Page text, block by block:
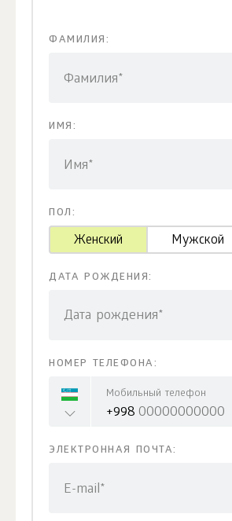
ФАМИЛИЯ:
Фамилия*
ИМЯ:
Имя*
ПОЛ:
Женский Мужской
ДАТА РОЖДЕНИЯ:
Дата рождения*
НОМЕР ТЕЛЕФОНА:
Мобильный телефон
+998
ЭЛЕКТРОННАЯ ПОЧТА:
E-mail*